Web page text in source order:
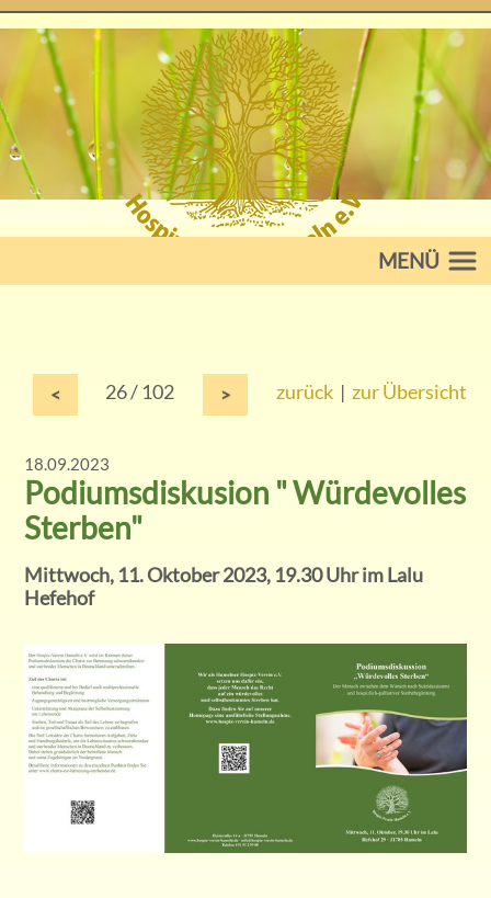
MENÜ
< 26 / 102 > zurück| zur Übersicht
18.09.2023
Podiumsdiskusion " Würdevolles
Sterben"
Mittwoch, 11. Oktober 2023, 19.30 Uhr im Lalu
Hefehof